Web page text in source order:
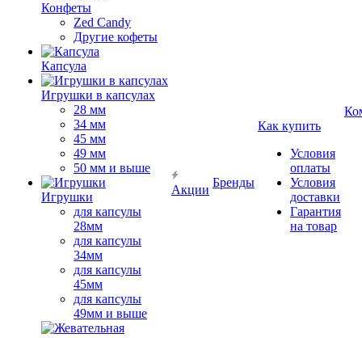
Конфеты
Zed Candy
Другие кофеты
Капсула
Игрушки в капсулах
28 мм
34 мм
45 мм
49 мм
50 мм и выше
Игрушки
для капсулы
28мм
для капсулы
34мм
для капсулы
45мм
для капсулы
49мм и выше
Акции
Бренды
Как купить
Условия
оплаты
Условия
доставки
Гарантия
на товар